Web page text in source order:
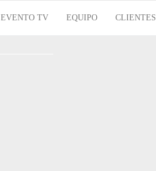
EVENTO TV EQUIPO CLIENTES